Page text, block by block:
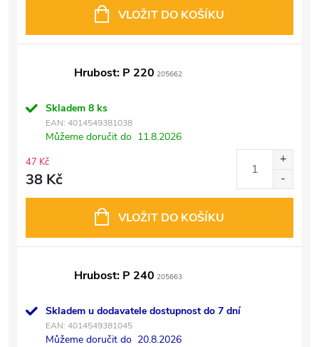
VLOŽIT DO KOŠÍKU
Hrubost: P 220 205662
Skladem 8 ks
EAN: 4014549381038
Můžeme doručit do 11.8.2026
47 Kč
38 Kč
VLOŽIT DO KOŠÍKU
Hrubost: P 240 205663
Skladem u dodavatele dostupnost do 7 dní
EAN: 4014549381045
Můžeme doručit do 20.8.2026